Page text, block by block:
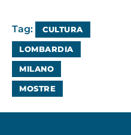
Tag: CULTURA
LOMBARDIA
MILANO
MOSTRE